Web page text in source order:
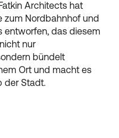
Architects hat
zum Nordbahnhof und
entworfen, das diesem
nur
bündelt
Ort und macht es
der Stadt.